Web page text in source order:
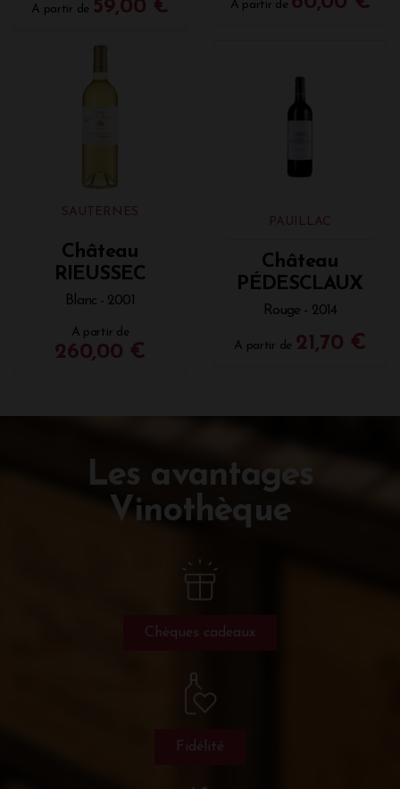
A partir de 59,00 € A partir de
SAUTERNES
Château
RIEUSSEC
Blanc - 2001
A partir de
260,00 €
PAUILLAC
Château
PÉDESCLAUX
Rouge - 2014
A partir de 21,70 €
Les avantages
Vinothèque
Chèques cadeaux
Fidélité